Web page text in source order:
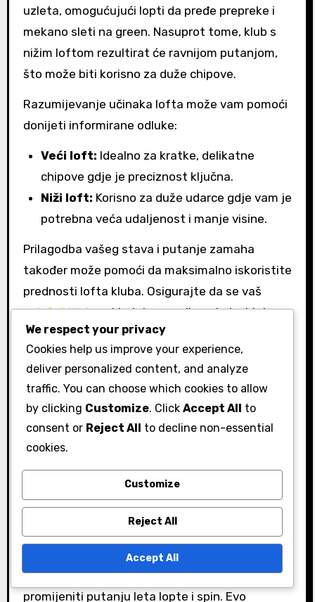
uzleta, omogućujući lopti da pređe prepreke i
mekano sleti na green. Nasuprot tome, klub s
nižim loftom rezultirat će ravnijom putanjom,
što može biti korisno za duže chipove.
Razumijevanje učinaka lofta može vam pomoći
donijeti informirane odluke:
Veći loft: Idealno za kratke, delikatne
chipove gdje je preciznost ključna.
Niži loft: Korisno za duže udarce gdje vam je
potrebna veća udaljenost i manje visine.
Prilagodba vašeg stava i putanje zamaha
također može pomoći da maksimalno iskoristite
prednosti lofta kluba. Osigurajte da se vaš
položaj tijelausklađuje s nagibom kako biste
održali ravnotežu i kontrolu tijekom zamaha.
Važnost hvatanja i kuta
glave palice
Hvatanje i kut glave palice ključni su elementi
palicom tijekom zamaha, što je bitno za
točnost. Opušteno hvatanje može vam pomoći
bolje osjetiti palicu, omogućujući glatkiji
udarac.
Kut glave palice pri udarcu može dramatično
promijeniti putanju leta lopte i spin. Evo
We respect your privacy
Cookies help us improve your experience,
deliver personalized content, and analyze
traffic. You can choose which cookies to allow
by clicking Customize. Click Accept All to
consent or Reject All to decline non-essential
cookies.
Customize
Reject All
Accept All